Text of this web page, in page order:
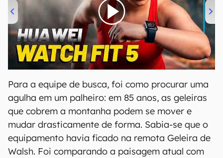
00:00/04:51
Para a equipe de busca, foi como procurar uma
agulha em um palheiro: em 85 anos, as geleiras
que cobrem a montanha podem se mover e
mudar drasticamente de forma. Sabia-se que o
equipamento havia ficado na remota Geleira de
Walsh. Foi comparando a paisagem atual com